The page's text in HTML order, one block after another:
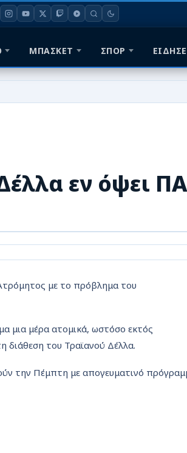
ΜΠΑΣΚΕΤ ΣΠΟΡ
εν όψει
με το πρόβλημα του
μια μέρα ατομικά, ωστόσο εκτός
διάθεση του Τραϊανού Δέλλα.
την Πέμπτη με απογευματινό